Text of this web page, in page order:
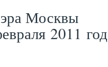
Москвы
2011